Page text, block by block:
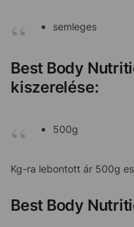
semleges
Best Body
kiszerelése:
500g
Kg-ra lebontott ár 500g
Best Body